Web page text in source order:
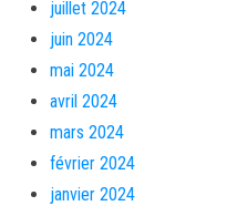
juillet 2024
juin 2024
mai 2024
avril 2024
mars 2024
février 2024
janvier 2024